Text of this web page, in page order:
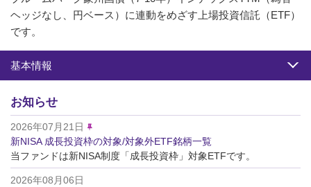
ヘッジなし、円ベース）に連動をめざす上場投資信託（ETF）
です。
基本情報
お知らせ
2026年07月21日
新NISA 成長投資枠の対象/対象外ETF銘柄一覧
当ファンドは新NISA制度「成長投資枠」対象ETFです。
2026年08月06日